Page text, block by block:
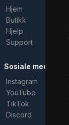
Hjem
Butikk
Hjelp
Support
Sosiale medier
Instagram
YouTube
TikTok
Discord